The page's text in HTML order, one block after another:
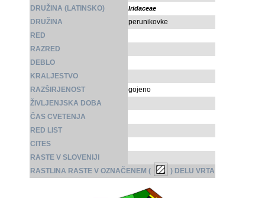
DRUŽINA (LATINSKO) Iridaceae
DRUŽINA
perunikovke
RED
RAZRED
DEBLO
KRALJESTVO
RAZŠIRJENOST
gojeno
ŽIVLJENJSKA DOBA
ČAS CVETENJA
RED LIST
CITES
RASTE V SLOVENIJI
RASTLINA RASTE V OZNAČENEM (
) DELU VRTA